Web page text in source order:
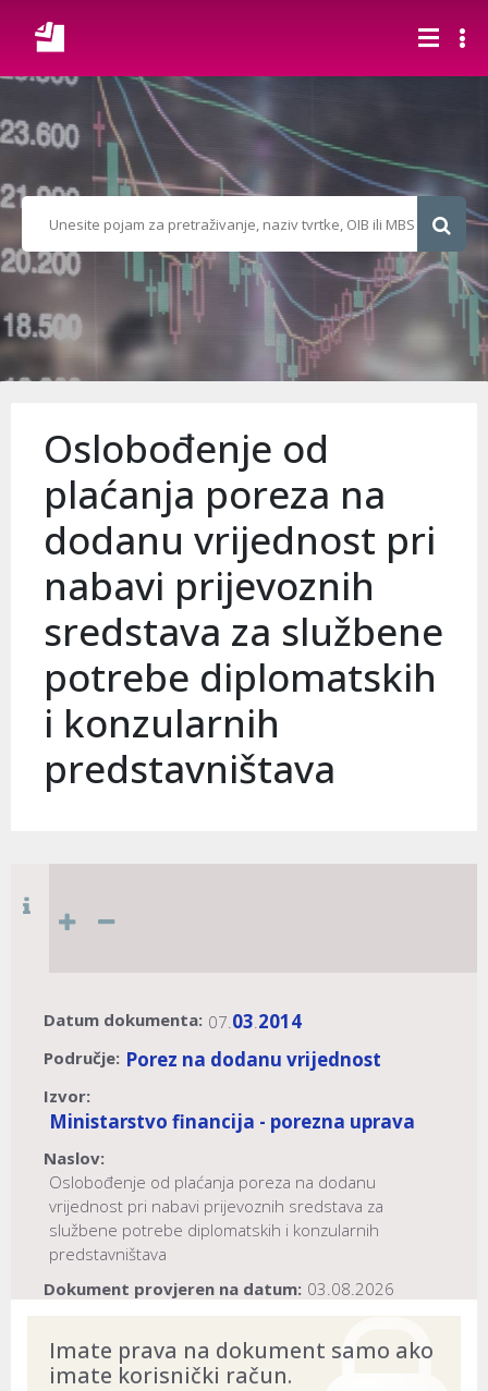
Oslobođenje od
plaćanja poreza na
dodanu vrijednost pri
nabavi prijevoznih
sredstava za službene
potrebe diplomatskih
i konzularnih
predstavništava
Datum dokumenta: 07.03.2014
Područje: Porez na dodanu vrijednost
Izvor:
Ministarstvo financija - porezna uprava
Naslov:
Oslobođenje od plaćanja poreza na dodanu
vrijednost pri nabavi prijevoznih sredstava za
službene potrebe diplomatskih i konzularnih
predstavništava
Dokument provjeren na datum: 03.08.2026
Imate prava na dokument samo ako
imate korisnički račun.